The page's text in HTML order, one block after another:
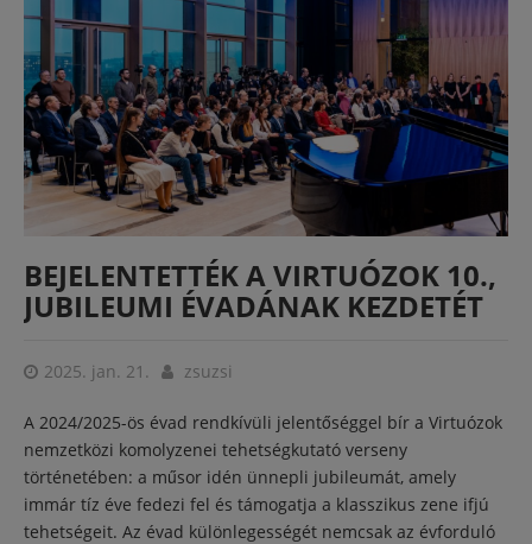
BEJELENTETTÉK A VIRTUÓZOK 10.,
JUBILEUMI ÉVADÁNAK KEZDETÉT
2025. jan. 21. zsuzsi
A 2024/2025-ös évad rendkívüli jelentőséggel bír a Virtuózok
nemzetközi komolyzenei tehetségkutató verseny
történetében: a műsor idén ünnepli jubileumát, amely
immár tíz éve fedezi fel és támogatja a klasszikus zene ifjú
tehetségeit. Az évad különlegességét nemcsak az évforduló